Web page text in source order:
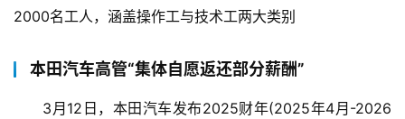
2000名工人，涵盖操作工与技术工两大类别
本田汽车高管“集体自愿返还部分薪酬”
3月12日，本田汽车发布2025财年(2025年4月-2026